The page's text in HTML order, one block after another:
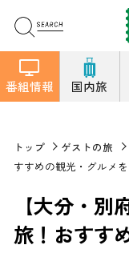
番組情報 国内旅
トップ ゲストの旅
すすめの観光・グルメ
【大分・
旅！おすす